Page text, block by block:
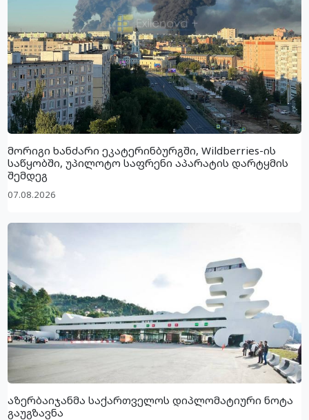
მორიგი ხანძარი ეკატერინბურგში, Wildberries-ის
საწყობში, უპილოტო საფრენი აპარატის დარტყმის
შემდეგ
07.08.2026
აზერბაიჯანმა საქართველოს დიპლომატიური ნოტა
გაუგზავნა